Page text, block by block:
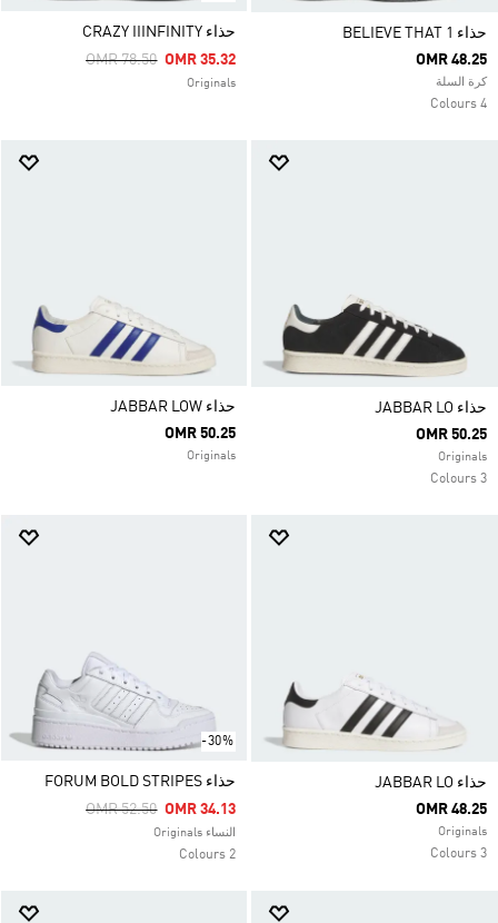
حذاء BELIEVE THAT 1
OMR 48.25
كرة السلة
4 Colours
حذاء CRAZY IIINFINITY
Price Reduced From
OMR 78.50ToOMR 35.32
Originals
حذاء JABBAR LO
OMR 50.25
Originals
3 Colours
حذاء JABBAR LOW
OMR 50.25
Originals
حذاء JABBAR LO
OMR 48.25
Originals
3 Colours
-30%
حذاء FORUM BOLD STRIPES
Price Reduced From
OMR 52.50ToOMR 34.13
النساء Originals
2 Colours